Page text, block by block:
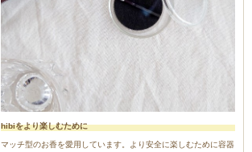
hibiをより楽しむために
マッチ型のお香を愛用しています。より安全に楽しむために容器